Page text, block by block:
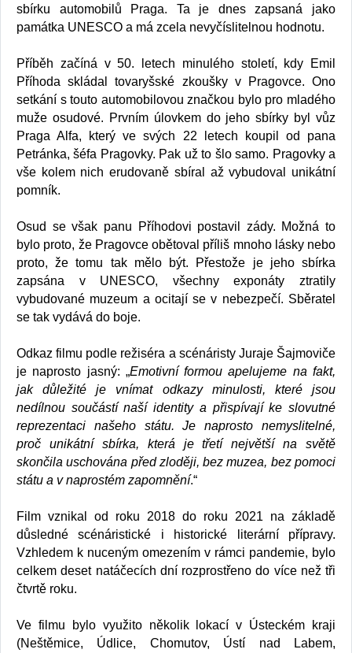
sbírku automobilů Praga. Ta je dnes zapsaná jako
památka UNESCO a má zcela nevyčíslitelnou hodnotu.
Příběh začíná v 50. letech minulého století, kdy Emil
Příhoda skládal tovaryšské zkoušky v Pragovce. Ono
setkání s touto automobilovou značkou bylo pro mladého
muže osudové. Prvním úlovkem do jeho sbírky byl vůz
Praga Alfa, který ve svých 22 letech koupil od pana
Petránka, šéfa Pragovky. Pak už to šlo samo. Pragovky a
vše kolem nich erudovaně sbíral až vybudoval unikátní
pomník.
Osud se však panu Příhodovi postavil zády. Možná to
bylo proto, že Pragovce obětoval příliš mnoho lásky nebo
proto, že tomu tak mělo být. Přestože je jeho sbírka
zapsána v UNESCO, všechny exponáty ztratily
vybudované muzeum a ocitají se v nebezpečí. Sběratel
se tak vydává do boje.
Odkaz filmu podle režiséra a scénáristy Juraje Šajmoviče
je naprosto jasný: „Emotivní formou apelujeme na fakt,
jak důležité je vnímat odkazy minulosti, které jsou
nedílnou součástí naší identity a přispívají ke slovutné
reprezentaci našeho státu. Je naprosto nemyslitelné,
proč unikátní sbírka, která je třetí největší na světě
skončila uschována před zloději, bez muzea, bez pomoci
státu a v naprostém zapomnění.“
Film vznikal od roku 2018 do roku 2021 na základě
důsledné scénáristické i historické literární přípravy.
Vzhledem k nuceným omezením v rámci pandemie, bylo
celkem deset natáčecích dní rozprostřeno do více než tři
čtvrtě roku.
Ve filmu bylo využito několik lokací v Ústeckém kraji
(Neštěmice, Údlice, Chomutov, Ústí nad Labem,